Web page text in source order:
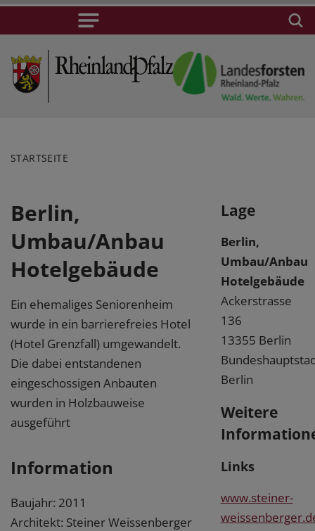
STARTSEITE
Berlin,
Umbau/Anbau
Hotelgebäude
Ein ehemaliges Seniorenheim
wurde in ein barrierefreies Hotel
(Hotel Grenzfall) umgewandelt.
Die dabei entstandenen
eingeschossigen Anbauten
wurden in Holzbauweise
ausgeführt
Information
Baujahr: 2011
Architekt: Steiner Weissenberger
Lage
Berlin,
Umbau/Anbau
Hotelgebäude
Ackerstrasse
136
13355 Berlin
Berlin
Weitere
Links
www.steiner-